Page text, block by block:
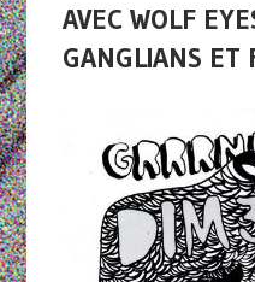
AVEC WOLF
GANGLIANS ET